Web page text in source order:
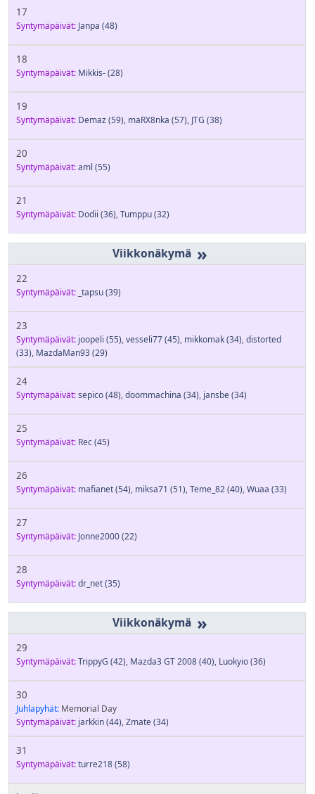
17
Syntymäpäivät: Janpa (48)
18
Syntymäpäivät: Mikkis-(28)
19
Syntymäpäivät: Demaz(59), maRX8nka (57), JTG (38)
20
Syntymäpäivät:aml (55)
21
Syntymäpäivät: Dodii (36),Tumppu(32)
»
22
Syntymäpäivät: _tapsu(39)
23
Syntymäpäivät: joopeli (55),vesseli77(45), mikkomak(34),distorted
(33), MazdaMan93(29)
24
Syntymäpäivät:sepico(48),doommachina (34), jansbe(34)
25
Syntymäpäivät: Rec(45)
26
Syntymäpäivät: mafianet(54), miksa71 (51),Teme_82(40),Wuaa (33)
27
Syntymäpäivät: Jonne2000(22)
28
Syntymäpäivät:dr_net(35)
»
29
Syntymäpäivät:TrippyG (42), Mazda3 GT 2008(40), Luokyio(36)
30
Juhlapyhät: Memorial Day
Syntymäpäivät: jarkkin(44),Zmate(34)
31
Syntymäpäivät:turre218(58)